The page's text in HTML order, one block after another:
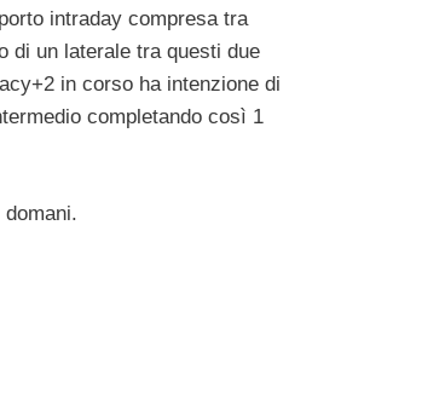
intraday compresa tra
di un laterale tra questi due
in corso ha intenzione di
completando così 1